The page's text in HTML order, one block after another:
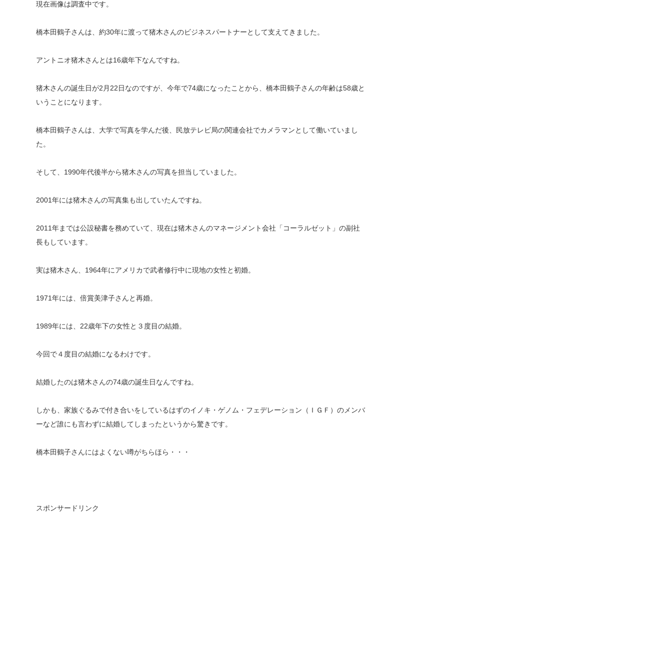
現在画像は調査中です。
橋本田鶴子さんは、約30年に渡って猪木さんのビジネスパートナーとして支えてきました。
アントニオ猪木さんとは16歳年下なんですね。
猪木さんの誕生日が2月22日なのですが、今年で74歳になったことから、橋本田鶴子さんの年齢は58歳と
いうことになります。
橋本田鶴子さんは、大学で写真を学んだ後、民放テレビ局の関連会社でカメラマンとして働いていまし
た。
そして、1990年代後半から猪木さんの写真を担当していました。
2001年には猪木さんの写真集も出していたんですね。
2011年までは公設秘書を務めていて、現在は猪木さんのマネージメント会社「コーラルゼット」の副社
長もしています。
実は猪木さん、1964年にアメリカで武者修行中に現地の女性と初婚。
1971年には、倍賞美津子さんと再婚。
1989年には、22歳年下の女性と３度目の結婚。
今回で４度目の結婚になるわけです。
結婚したのは猪木さんの74歳の誕生日なんですね。
しかも、家族ぐるみで付き合いをしているはずのイノキ・ゲノム・フェデレーション（ＩＧＦ）のメンバ
ーなど誰にも言わずに結婚してしまったというから驚きです。
橋本田鶴子さんにはよくない噂がちらほら・・・
スポンサードリンク